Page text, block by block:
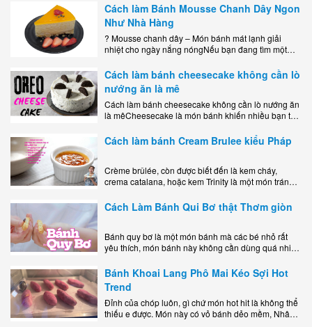
Cách làm Bánh Mousse Chanh Dây Ngon
Như Nhà Hàng
? Mousse chanh dây – Món bánh mát lạnh giải
nhiệt cho ngày nắng nóngNếu bạn đang tìm một
dễ..
Cách làm bánh cheesecake không cần lò
nướng ăn là mê
Cách làm bánh cheesecake không cần lò nướng ăn
là mêCheesecake là món bánh khiến nhiều bạn trẻ
kem..
Cách làm bánh Cream Brulee kiểu Pháp
Crème brûlée, còn được biết đến là kem cháy,
crema catalana, hoặc kem Trinity là một món tráng
lớp..
Cách Làm Bánh Qui Bơ thật Thơm giòn
Bánh quy bơ là một món bánh mà các bé nhỏ rất
yêu thích, món bánh này không cần dùng quá nhiều
Bánh Khoai Lang Phô Mai Kéo Sợi Hot
Trend
Đỉnh của chóp luôn, gì chứ món hot hit là không thể
thiếu e được. Món này có vỏ bánh dẻo mềm, Nhân